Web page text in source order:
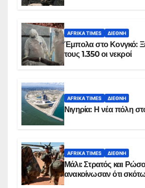
AFRIKA TIMES ΔΙΕΘΝΉ
Έμπολα στο Κονγκό:
τους 1.350 οι νεκροί
AFRIKA TIMES ΔΙΕΘΝΉ
Νιγηρία: Η νέα πόλη
AFRIKA TIMES ΔΙΕΘΝΉ
Μάλι: Στρατός και
ανακοίνωσαν ότι